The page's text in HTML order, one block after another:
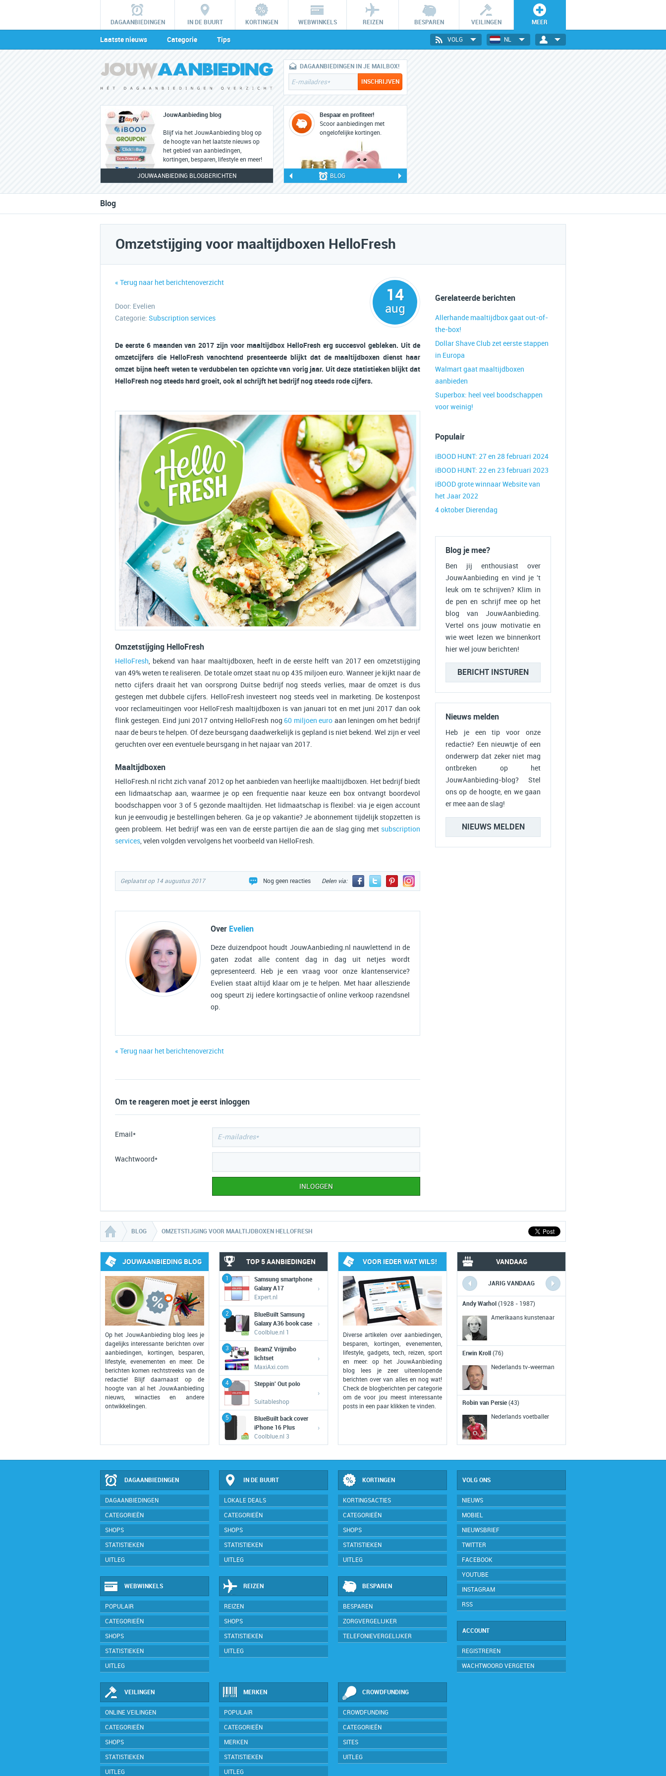
DAGAANBIEDINGEN IN DE BUURT KORTINGEN WEBWINKELS REIZEN BESPAREN VEILINGEN MEER
Laatste nieuws Categorie Tips NL
VOLG
JouwAanbieding blog
Blijf via het JouwAanbieding blog op
de hoogte van het laatste nieuws op
het gebied van aanbiedingen,
kortingen, besparen, lifestyle en meer!
JOUWAANBIEDING BLOGBERICHTEN
DAGAANBIEDINGEN IN JE MAILBOX!
Bespaar en profiteer!
Scoor aanbiedingen met
ongelofelijke kortingen.
BLOG
Blog
Omzetstijging voor maaltijdboxen HelloFresh
« Terug naar het berichtenoverzicht
Door: Evelien
Categorie: Subscription services
14
aug
De eerste 6 maanden van 2017 zijn voor maaltijdbox HelloFresh erg succesvol gebleken. Uit de
omzetcijfers die HelloFresh vanochtend presenteerde blijkt dat de maaltijdboxen dienst haar
omzet bijna heeft weten te verdubbelen ten opzichte van vorig jaar. Uit deze statistieken blijkt dat
HelloFresh nog steeds hard groeit, ook al schrijft het bedrijf nog steeds rode cijfers.
Omzetstijging HelloFresh
HelloFresh, bekend van haar maaltijdboxen, heeft in de eerste helft van 2017 een omzetstijging
van 49% weten te realiseren. De totale omzet staat nu op 435 miljoen euro. Wanneer je kijkt naar de
netto cijfers draait het van oorsprong Duitse bedrijf nog steeds verlies, maar de omzet is dus
gestegen met dubbele cijfers. HelloFresh investeert nog steeds veel in marketing. De kostenpost
voor reclameuitingen voor HelloFresh maaltijdboxen is van januari tot en met juni 2017 dan ook
flink gestegen. Eind juni 2017 ontving HelloFresh nog 60 miljoen euro aan leningen om het bedrijf
naar de beurs te helpen. Of deze beursgang daadwerkelijk is gepland is niet bekend. Wel zijn er veel
geruchten over een eventuele beursgang in het najaar van 2017.
Maaltijdboxen
HelloFresh.nl richt zich vanaf 2012 op het aanbieden van heerlijke maaltijdboxen. Het bedrijf biedt
een lidmaatschap aan, waarmee je op een frequentie naar keuze een box ontvangt boordevol
boodschappen voor 3 of 5 gezonde maaltijden. Het lidmaatschap is flexibel: via je eigen account
kun je eenvoudig je bestellingen beheren. Ga je op vakantie? Je abonnement tijdelijk stopzetten is
geen probleem. Het bedrijf was een van de eerste partijen die aan de slag ging met subscription
services, velen volgden vervolgens het voorbeeld van HelloFresh.
Geplaatst op 14 augustus 2017 Nog geen reacties Delen via:
Over Evelien
Deze duizendpoot houdt JouwAanbieding.nl nauwlettend in de
gaten zodat alle content dag in dag uit netjes wordt
gepresenteerd. Heb je een vraag voor onze klantenservice?
Evelien staat altijd klaar om je te helpen. Met haar allesziende
oog speurt zij iedere kortingsactie of online verkoop razendsnel
op.
« Terug naar het berichtenoverzicht
Om te reageren moet je eerst inloggen
Email*
Wachtwoord*
Gerelateerde berichten
Allerhande maaltijdbox gaat out-of-
the-box!
Dollar Shave Club zet eerste stappen
in Europa
Walmart gaat maaltijdboxen
aanbieden
Superbox: heel veel boodschappen
voor weinig!
Populair
iBOOD HUNT: 27 en 28 februari 2024
iBOOD HUNT: 22 en 23 februari 2023
iBOOD grote winnaar Website van
het Jaar 2022
4 oktober Dierendag
Blog je mee?
Ben jij enthousiast over
JouwAanbieding en vind je 't
leuk om te schrijven? Klim in
de pen en schrijf mee op het
blog van JouwAanbieding.
Vertel ons jouw motivatie en
wie weet lezen we binnenkort
hier wel jouw berichten!
BERICHT INSTUREN
Nieuws melden
Heb je een tip voor onze
redactie? Een nieuwtje of een
onderwerp dat zeker niet mag
ontbreken op het
JouwAanbieding-blog? Stel
ons op de hoogte, en we gaan
er mee aan de slag!
NIEUWS MELDEN
BLOG OMZETSTIJGING VOOR MAALTIJDBOXEN HELLOFRESH
JOUWAANBIEDING BLOG
Op het JouwAanbieding blog lees je
dagelijks interessante berichten over
aanbiedingen, kortingen, besparen,
lifestyle, evenementen en meer. De
berichten komen rechtstreeks van de
redactie! Blijf daarnaast op de
hoogte van al het JouwAanbieding
nieuws, winacties en andere
ontwikkelingen.
TOP 5 AANBIEDINGEN
1
Samsung smartphone
Galaxy A17
Expert.nl
›
2
BlueBuilt Samsung
Galaxy A36 book case
Coolblue.nl 1
›
3
BeamZ Vrijmibo
lichtset
MaxiAxi.com
›
4 Steppin' Out polo
Suitableshop
›
5
BlueBuilt back cover
iPhone 16 Plus
Coolblue.nl 3
›
VOOR IEDER WAT WILS!
Diverse artikelen over aanbiedingen,
besparen, kortingen, evenementen,
lifestyle, gadgets, tech, reizen, sport
en meer: op het JouwAanbieding
blog lees je zeer uiteenlopende
berichten over van alles en nog wat!
Check de blogberichten per categorie
om de voor jou meest interessante
posts in een paar klikken te vinden.
VANDAAG
JARIG VANDAAG
Andy Warhol (1928 - 1987)
Amerikaans kunstenaar
Erwin Kroll (76)
Nederlands tv-weerman
Robin van Persie (43)
Nederlands voetballer
DAGAANBIEDINGEN
DAGAANBIEDINGEN
CATEGORIEËN
SHOPS
STATISTIEKEN
UITLEG
IN DE BUURT
LOKALE DEALS
CATEGORIEËN
SHOPS
STATISTIEKEN
UITLEG
KORTINGEN
KORTINGSACTIES
CATEGORIEËN
SHOPS
STATISTIEKEN
UITLEG
WEBWINKELS
POPULAIR
CATEGORIEËN
SHOPS
STATISTIEKEN
UITLEG
REIZEN
REIZEN
SHOPS
STATISTIEKEN
UITLEG
BESPAREN
BESPAREN
ZORGVERGELIJKER
TELEFONIEVERGELIJKER
VEILINGEN
ONLINE VEILINGEN
CATEGORIEËN
SHOPS
STATISTIEKEN
UITLEG
MERKEN
POPULAIR
CATEGORIEËN
MERKEN
STATISTIEKEN
UITLEG
CROWDFUNDING
CROWDFUNDING
CATEGORIEËN
SITES
UITLEG
VOLG ONS
NIEUWS
MOBIEL
NIEUWSBRIEF
TWITTER
FACEBOOK
YOUTUBE
INSTAGRAM
RSS
ACCOUNT
REGISTREREN
WACHTWOORD VERGETEN